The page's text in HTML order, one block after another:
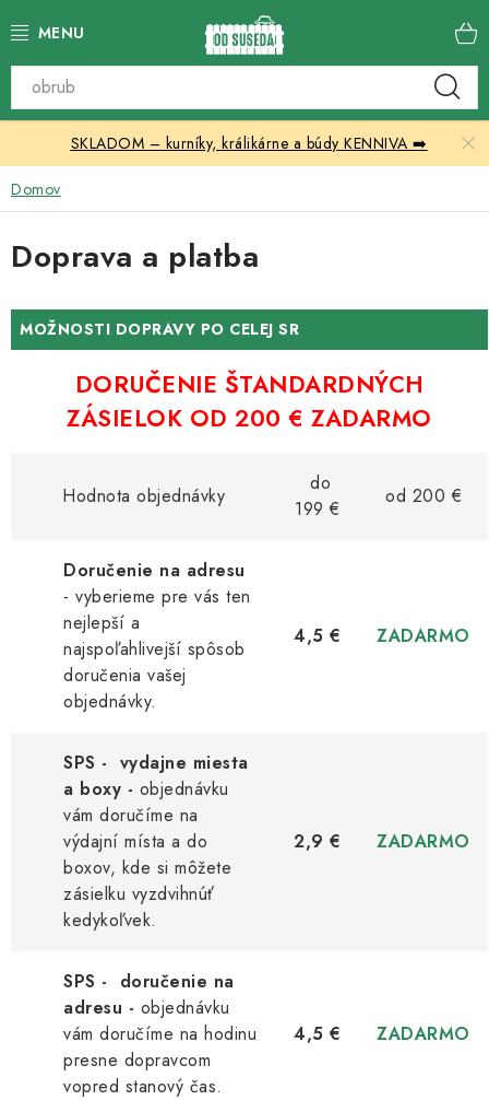
na
Katalóg produktov
Skleníky
Nábytok
Chovateľské potreby
Prístrešky
Vonkajšia dlažba
Kachle
SKLADOM – kurníky, králikárne a búdy KENNIVA ➡️
Domov
Doprava a platba
MOŽNOSTI DOPRAVY PO CELEJ SR
DORUČENIE ŠTANDARDNÝCH
ZÁSIELOK OD 200 € ZADARMO
Hodnota objednávky
do
199 €
od 200 €
Doručenie na adresu
- vyberieme pre vás ten
nejlepší a
najspoľahlivejší spôsob
doručenia vašej
objednávky.
4,5 € ZADARMO
SPS - vydajne miesta
a boxy - objednávku
vám doručíme na
výdajní místa a do
boxov, kde si môžete
zásielku vyzdvihnúť
kedykoľvek.
2,9 € ZADARMO
SPS - doručenie na
adresu - objednávku
vám doručíme na hodinu
presne dopravcom
vopred stanový čas.
4,5 € ZADARMO